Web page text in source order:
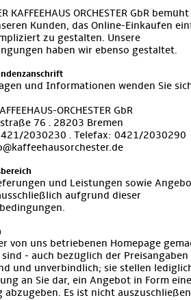
KAFFEEHAUS ORCHESTER GbR
Kunden, das Online-Einkaufen
zu gestalten. Unsere
haben wir ebenso gestaltet.
und Informationen wenden Sie
ORCHESTER GbR
76 · 28203 Bremen
2030230 · Telefax: 0421/2030290
und Leistungen sowie
aufgrund dieser
von uns betriebenen Homepage
- auch bezüglich der Preisangaben
und unverbindlich; sie stellen
an Sie dar, ein Angebot in Form
abzugeben. Es ist nicht